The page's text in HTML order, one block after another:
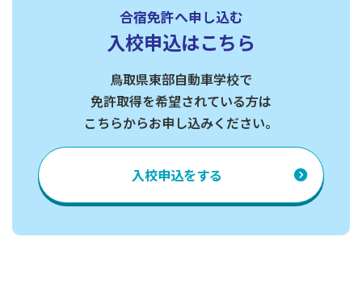
合宿免許へ申し込む
入校申込はこちら
鳥取県東部自動車学校で
免許取得を希望されている方は
こちらからお申し込みください。
入校申込をする